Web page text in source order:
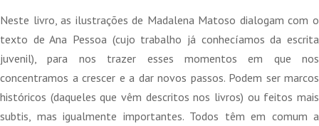
Neste livro, as ilustrações de Madalena Matoso dialogam com o
texto de Ana Pessoa (cujo trabalho já conhecíamos da escrita
juvenil), para nos trazer esses momentos em que nos
concentramos a crescer e a dar novos passos. Podem ser marcos
históricos (daqueles que vêm descritos nos livros) ou feitos mais
subtis, mas igualmente importantes. Todos têm em comum a